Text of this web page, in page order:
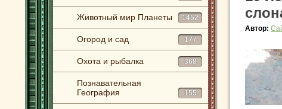
Животный мир Планеты 1452
Огород и сад 177
Охота и рыбалка 368
Познавательная
География
155
Автор: